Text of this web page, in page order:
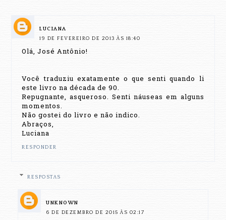
LUCIANA
19 DE FEVEREIRO DE 2013 ÀS 18:40
Olá, José Antônio!
Você traduziu exatamente o que senti quando li
este livro na década de 90.
Repugnante, asqueroso. Senti náuseas em alguns
momentos.
Não gostei do livro e não indico.
Abraços,
Luciana
RESPONDER
RESPOSTAS
UNKNOWN
6 DE DEZEMBRO DE 2015 ÀS 02:17